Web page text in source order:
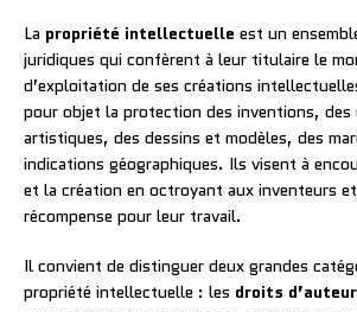
La propriété intellectuelle est un
juridiques qui confèrent à leur titulaire le
d’exploitation de ses créations
pour objet la protection des inventions,
artistiques, des dessins et modèles, des
indications géographiques. Ils visent à
et la création en octroyant aux inventeurs
récompense pour leur travail.
Il convient de distinguer deux grandes
propriété intellectuelle : les droits d’auteur